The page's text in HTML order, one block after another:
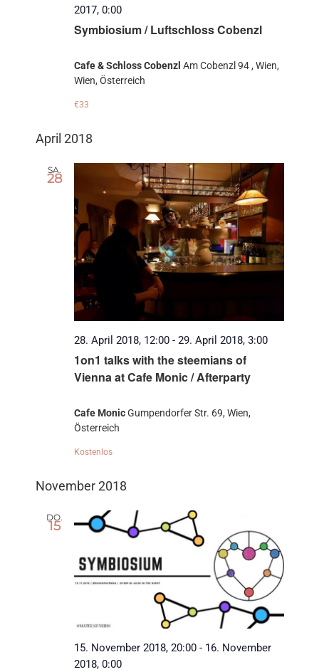
Symbiosium / Luftschloss Cobenzl
2017, 0:00
Cafe & Schloss Cobenzl Am Cobenzl 94 , Wien,
Wien, Österreich
€33
April 2018
SA.
28
1on1 talks with the steemians of
Vienna at Cafe Monic / Afterparty
28. April 2018, 12:00- 29. April 2018, 3:00
Cafe MonicGumpendorfer Str. 69, Wien,
Österreich
Kostenlos
November 2018
DO.
15
15. November 2018, 20:00- 16. November
2018, 0:00